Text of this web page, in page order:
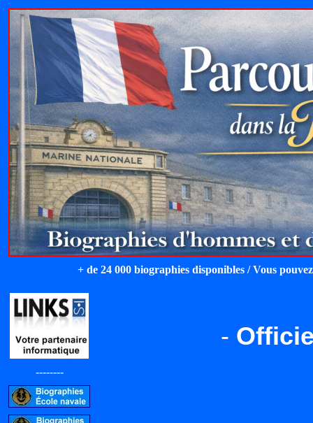
+ de 24 000 biographies disponibles / Vous
--------
-